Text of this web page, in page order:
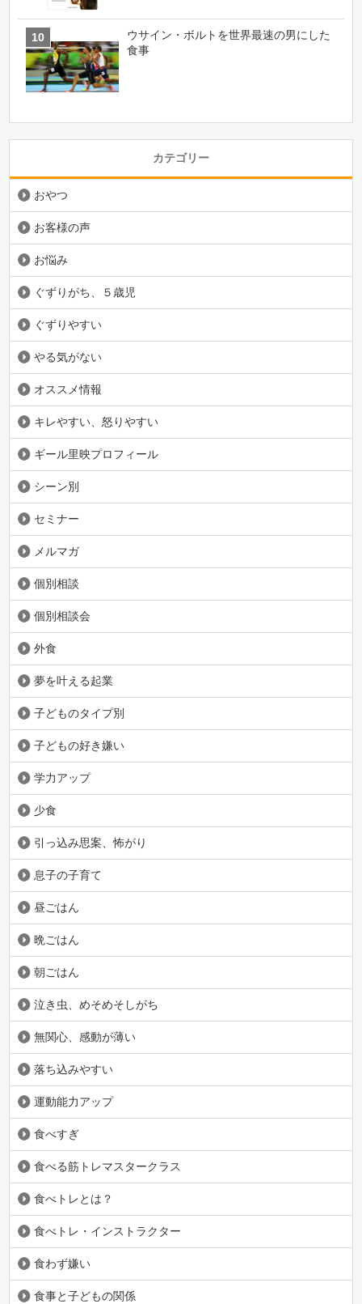
ウサイン・ボルトを世界最速の男にした
食事
カテゴリー
おやつ
お客様の声
お悩み
ぐずりがち、５歳児
ぐずりやすい
やる気がない
オススメ情報
キレやすい、怒りやすい
ギール里映プロフィール
シーン別
セミナー
メルマガ
個別相談
個別相談会
外食
夢を叶える起業
子どものタイプ別
子どもの好き嫌い
学力アップ
少食
引っ込み思案、怖がり
息子の子育て
昼ごはん
晩ごはん
朝ごはん
泣き虫、めそめそしがち
無関心、感動が薄い
落ち込みやすい
運動能力アップ
食べすぎ
食べる筋トレマスタークラス
食べトレとは？
食べトレ・インストラクター
食わず嫌い
食事と子どもの関係